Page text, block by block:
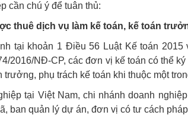
cần chú ý để tuân thủ:
thuê dịch vụ làm kế toán, kế toán
tại khoản 1 Điều 56 Luật Kế toán 2015
2016/NĐ-CP, các đơn vị kế toán có thể
trưởng, phụ trách kế toán khi thuộc một
tại Việt Nam, chi nhánh doanh
ban quản lý dự án, đơn vị có tư cách